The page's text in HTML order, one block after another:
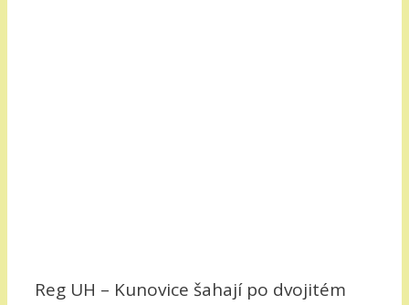
Reg UH – Kunovice šahají po dvojitém